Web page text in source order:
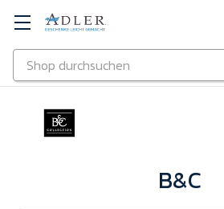
Zu Hauptinhalt springen
Suchen
B&C